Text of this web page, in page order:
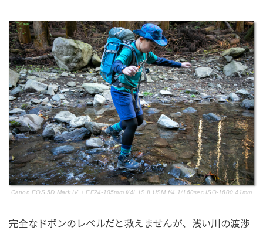
Canon EOS 5D Mark IV + EF24-105mm f/4L IS II USM f/4 1/160sec ISO-1600 41mm
完全なドボンのレベルだと救えませんが、浅い川の渡渉